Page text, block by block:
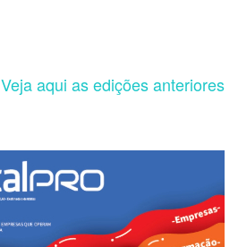
Veja aqui as edições anteriores